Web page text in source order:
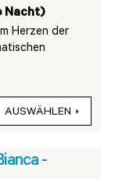
Nacht)
Herzen der
AUSWÄHLEN
-